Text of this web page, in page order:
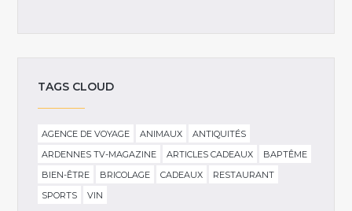
TAGS CLOUD
AGENCE DE VOYAGE ANIMAUX
ANTIQUITÉS
ARDENNES TV-MAGAZINE
ARTICLES CADEAUX
BAPTÊME
BIEN-ÊTRE
BRICOLAGE CADEAUX
RESTAURANT
SPORTS
VIN